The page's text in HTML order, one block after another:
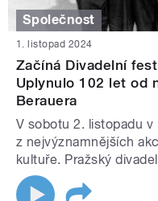
Společnost
1. listopad 2024
Začíná Divadelní
Uplynulo 102 let od
Berauera
V sobotu 2. listopadu v
z nejvýznamnějších
kultuře. Pražský